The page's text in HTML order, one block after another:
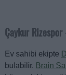
Çaykur
Ev sahibi ekipte
bulabilir. Brain